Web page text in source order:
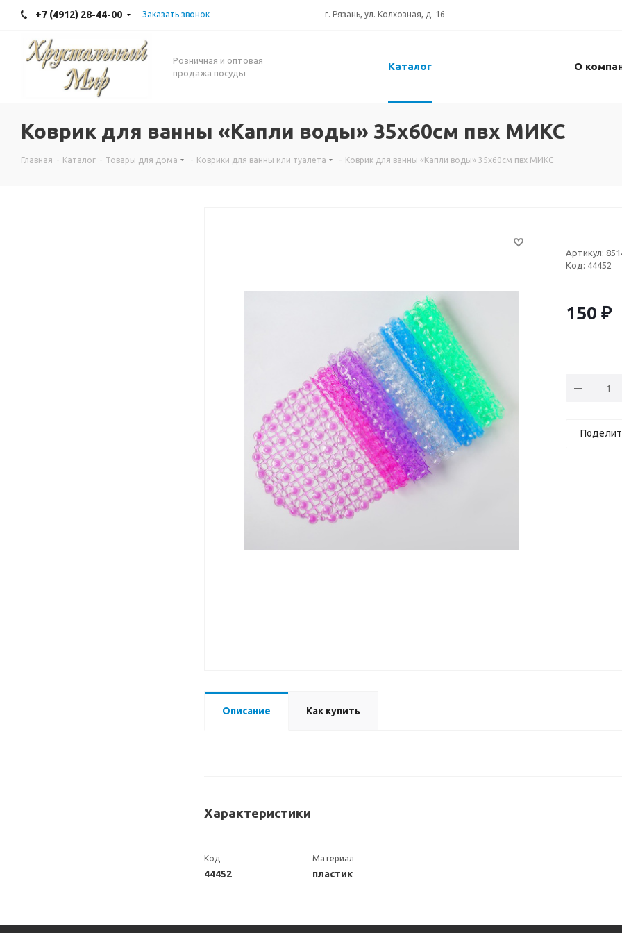
+7 (4912) 28-44-00 Заказать звонок г. Рязань, ул. Колхозная, д. 16
Розничная и оптовая
продажа посуды
Каталог О
Коврик для ванны «Капли воды» 35x60см пвх МИКС
Главная - Каталог - Товары для дома - Коврики для ванны или туалета - Коврик для ванны «Капли воды» 35x60см пвх МИКС
Артикул:
Код: 44452
150 ₽
Описание Как купить
Характеристики
Код
44452
Материал
пластик